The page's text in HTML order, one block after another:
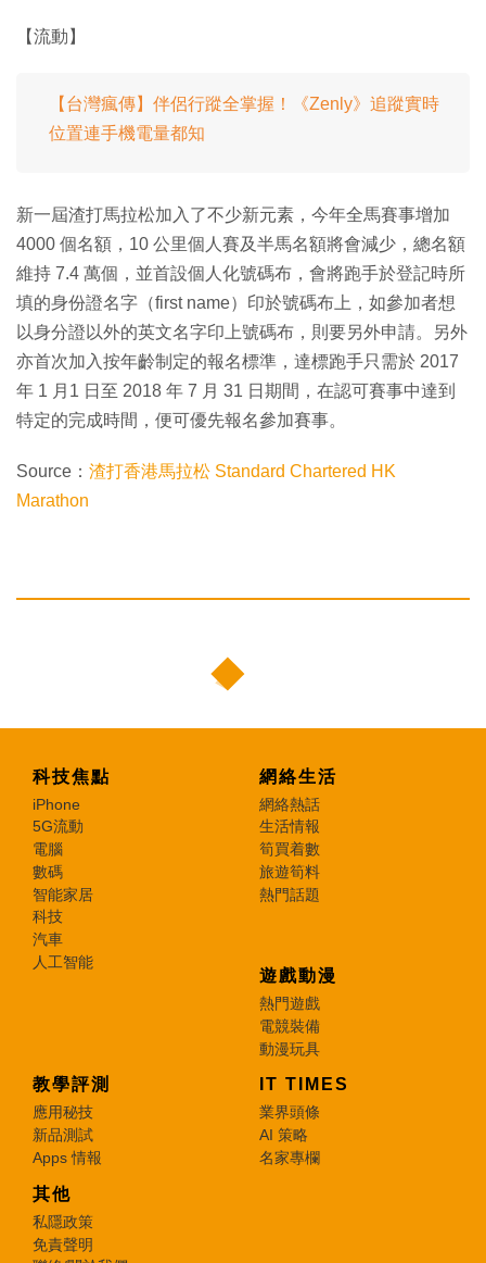
【流動】
【台灣瘋傳】伴侶行蹤全掌握！《Zenly》追蹤實時
位置連手機電量都知
新一屆渣打馬拉松加入了不少新元素，今年全馬賽事增加
4000 個名額，10 公里個人賽及半馬名額將會減少，總名額
維持 7.4 萬個，並首設個人化號碼布，會將跑手於登記時所
填的身份證名字（first name）印於號碼布上，如參加者想
以身分證以外的英文名字印上號碼布，則要另外申請。另外
亦首次加入按年齡制定的報名標準，達標跑手只需於 2017
年 1 月1 日至 2018 年 7 月 31 日期間，在認可賽事中達到
特定的完成時間，便可優先報名參加賽事。
Source： 渣打香港馬拉松 Standard Chartered HK
Marathon
科技焦點
iPhone
5G流動
電腦
數碼
智能家居
科技
汽車
人工智能
網絡生活
網絡熱話
生活情報
筍買着數
旅遊筍料
熱門話題
遊戲動漫
熱門遊戲
電競裝備
動漫玩具
教學評測
應用秘技
新品測試
Apps 情報
IT TIMES
業界頭條
AI 策略
名家專欄
其他
私隱政策
免責聲明